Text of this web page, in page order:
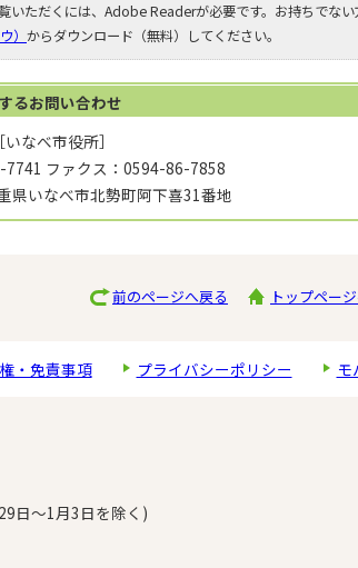
いただくには、Adobe Readerが必要です。お持ちでな
） からダウンロード（無料）してください。
るお問い合わせ
［いなべ市役所］
ファクス：0594-86-7858
県いなべ市北勢町阿下喜31番地
前のページへ戻る トップペー
・免責事項 プライバシーポリシー モ
日～1月3日を除く)